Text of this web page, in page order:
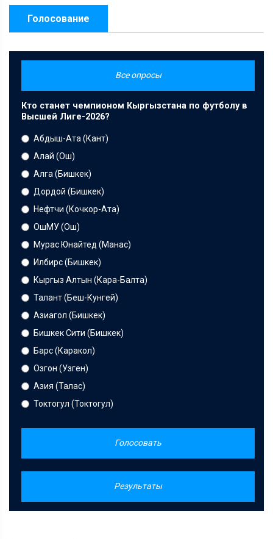
Голосование
Все опросы
Кто станет чемпионом Кыргызстана по футболу в
Высшей Лиге-2026?
Абдыш-Ата (Кант)
Алай (Ош)
Алга (Бишкек)
Дордой (Бишкек)
Нефтчи (Кочкор-Ата)
ОшМУ (Ош)
Мурас Юнайтед (Манас)
Илбирс (Бишкек)
Кыргыз Алтын (Кара-Балта)
Талант (Беш-Кунгей)
Азиагол (Бишкек)
Бишкек Сити (Бишкек)
Барс (Каракол)
Озгон (Узген)
Азия (Талас)
Токтогул (Токтогул)
Голосовать
Результаты